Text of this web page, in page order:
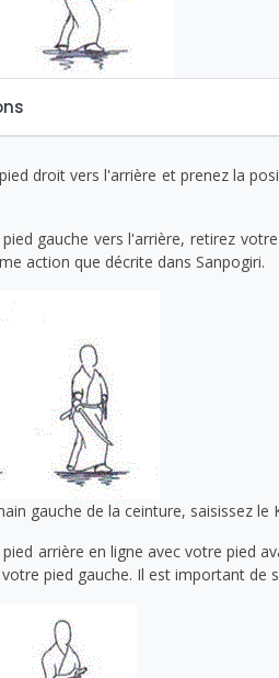
droit vers l'arrière et prenez la
gauche vers l'arrière, retirez
action que décrite dans Sanpogiri.
gauche de la ceinture, saisissez
arrière en ligne avec votre pied
pied gauche. Il est important de